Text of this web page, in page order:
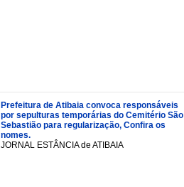
Prefeitura de Atibaia convoca responsáveis
por sepulturas temporárias do Cemitério São
Sebastião para regularização, Confira os
nomes.
JORNAL ESTÂNCIA de ATIBAIA